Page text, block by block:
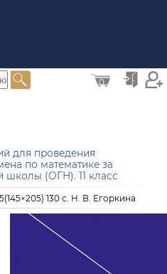
0
для проведения
по математике за
школы (ОГН). 11 класс
130 с. Н. В. Егоркина